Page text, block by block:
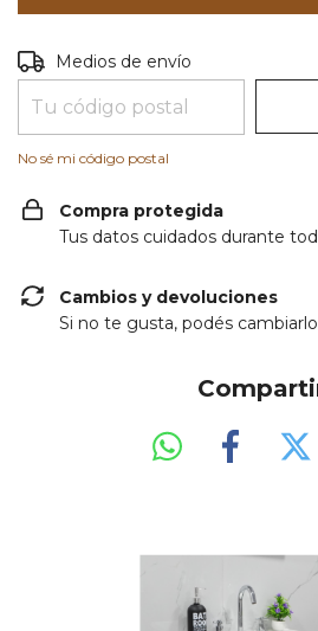
Entregas para el CP:
Medios de envío
No sé mi código postal
Compra protegida
Tus datos cuidados durante
Cambios y devoluciones
Si no te gusta, podés